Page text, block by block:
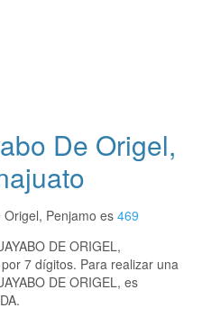
De Origel,
Origel, Penjamo es 469
DE ORIGEL,
7 dígitos. Para realizar una
DE ORIGEL, es